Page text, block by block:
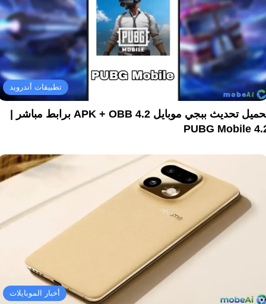
تطبيقات أندرويد
تحميل تحديث ببجي موبايل 4.2 APK + OBB برابط مباشر |
PUBG Mobile
أخبار الموبايلات